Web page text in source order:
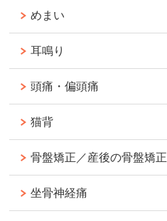
めまい
耳鳴り
頭痛・偏頭痛
猫背
骨盤矯正／産後の骨盤矯正
坐骨神経痛